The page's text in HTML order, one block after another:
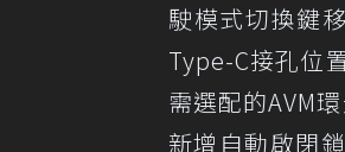
駛模式切換鍵
Type-C接孔位
需選配的AVM
新增自動啟閉